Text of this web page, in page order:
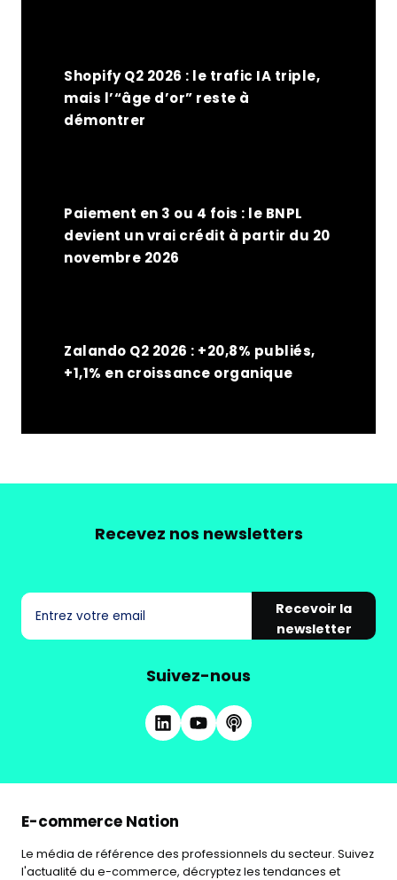
Shopify Q2 2026 : le trafic IA triple,
mais l’“âge d’or” reste à
démontrer
Paiement en 3 ou 4 fois : le BNPL
devient un vrai crédit à partir du 20
novembre 2026
Zalando Q2 2026 : +20,8% publiés,
+1,1% en croissance organique
Recevez nos newsletters
Recevoir la
newsletter
Suivez-nous
E-commerce Nation
Le média de référence des professionnels du secteur. Suivez
l'actualité du e-commerce, décryptez les tendances et